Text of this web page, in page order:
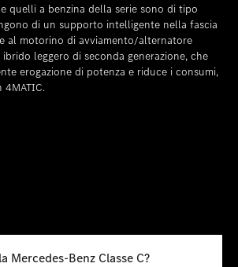
quelli a benzina della serie sono di tipo
di un supporto intelligente nella fascia
al motorino di avviamento/alternatore
leggero di seconda generazione, che
erogazione di potenza e riduce i consumi,
Mercedes-Benz Classe C?